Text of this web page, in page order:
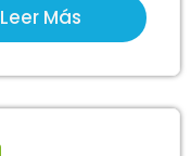
Leer Más